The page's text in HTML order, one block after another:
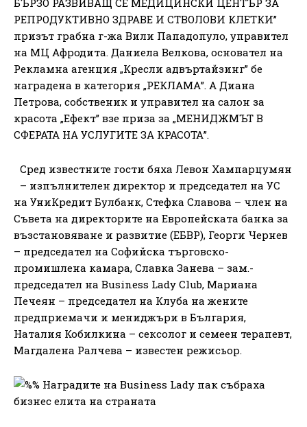
РЕПРОДУКТИВНО ЗДРАВЕ И СТВОЛОВИ КЛЕТКИ”
призът грабна г-жа Вили Пападопуло, управител
на МЦ Афродита. Даниела Велкова, основател на
Рекламна агенция „Кресли адвъртайзинг” бе
наградена в категория „РЕКЛАМА”. А Диана
Петрова, собственик и управител на салон за
красота „Ефект” взе приза за „МЕНИДЖМЪТ В
СФЕРАТА НА УСЛУГИТЕ ЗА КРАСОТА”.
Сред известните гости бяха Левон Хампарцумян
– изпълнителен директор и председател на УС
на УниКредит Булбанк, Стефка Славова – член на
Съвета на директорите на Европейската банка за
възстановяване и развитие (ЕБВР), Георги Чернев
– председател на Софийска търговско-
промишлена камара, Славка Занева – зам.-
председател на Business Lady Club, Мариана
Печеян – председател на Клуба на жените
предприемачи и мениджъри в България,
Наталия Кобилкина – сексолог и семеен терапевт,
Магдалена Ралчева – известен режисьор.